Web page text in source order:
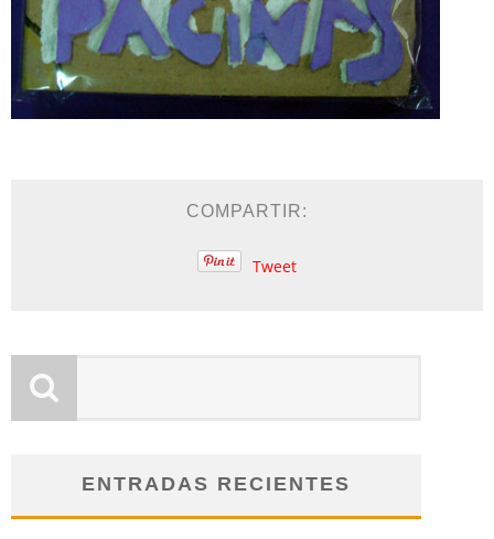
COMPARTIR:
Tweet
ENTRADAS RECIENTES